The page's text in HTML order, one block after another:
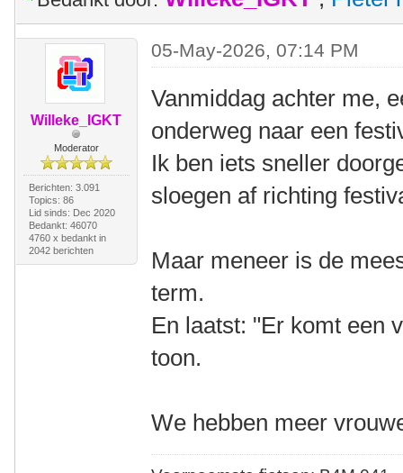
Willeke_IGKT
Moderator
Berichten: 3.091
Topics: 86
Lid sinds: Dec 2020
Bedankt: 46070
4760 x bedankt in
2042 berichten
05-May-2026, 07:14 PM
Vanmiddag achter me,
onderweg naar een
Ik ben iets sneller
sloegen af richting
Maar meneer is de
term.
En laatst: "Er komt een
toon.
We hebben meer